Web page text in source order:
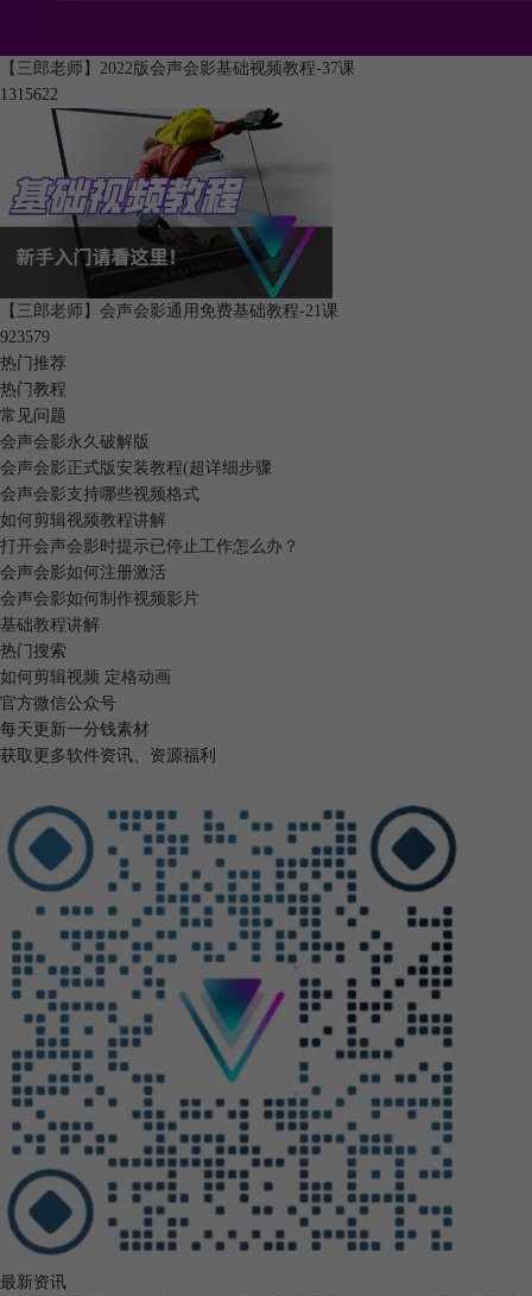
图3：进行HSL调色
2.下面为大家介绍色相。色相，即色彩可呈现出来的质地面貌，是色彩的
首要特征。如下图所示，就是将蓝色色相的值调整为0和100的效果。
图4：进行色相调整
3.接下来是饱和度。通俗来说，饱和度就是指色彩的鲜艳程度，也称作纯
度。如下图所示，是将蓝色饱和度的值调整为0和100的效果对比。相较于
色相的调整，饱和度的调整基本没有改变蓝色的属性，更多是颜色浓淡的
变化。
【三郎老师】2022版会声会影基础视频教程-37课
1315622
【三郎老师】会声会影通用免费基础教程-21课
923579
热门推荐
热门教程
常见问题
会声会影永久破解版
会声会影正式版安装教程(超详细步骤
会声会影支持哪些视频格式
如何剪辑视频教程讲解
打开会声会影时提示已停止工作怎么办？
会声会影如何注册激活
会声会影如何制作视频影片
基础教程讲解
热门搜索
如何剪辑视频 定格动画
官方微信公众号
每天更新一分钱素材
获取更多软件资讯、资源福利
最新资讯